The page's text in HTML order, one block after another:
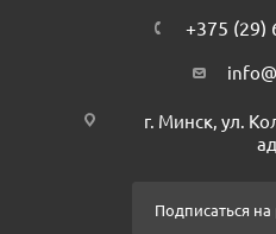
+375 (29)
г. Минск, ул.
Подписаться на